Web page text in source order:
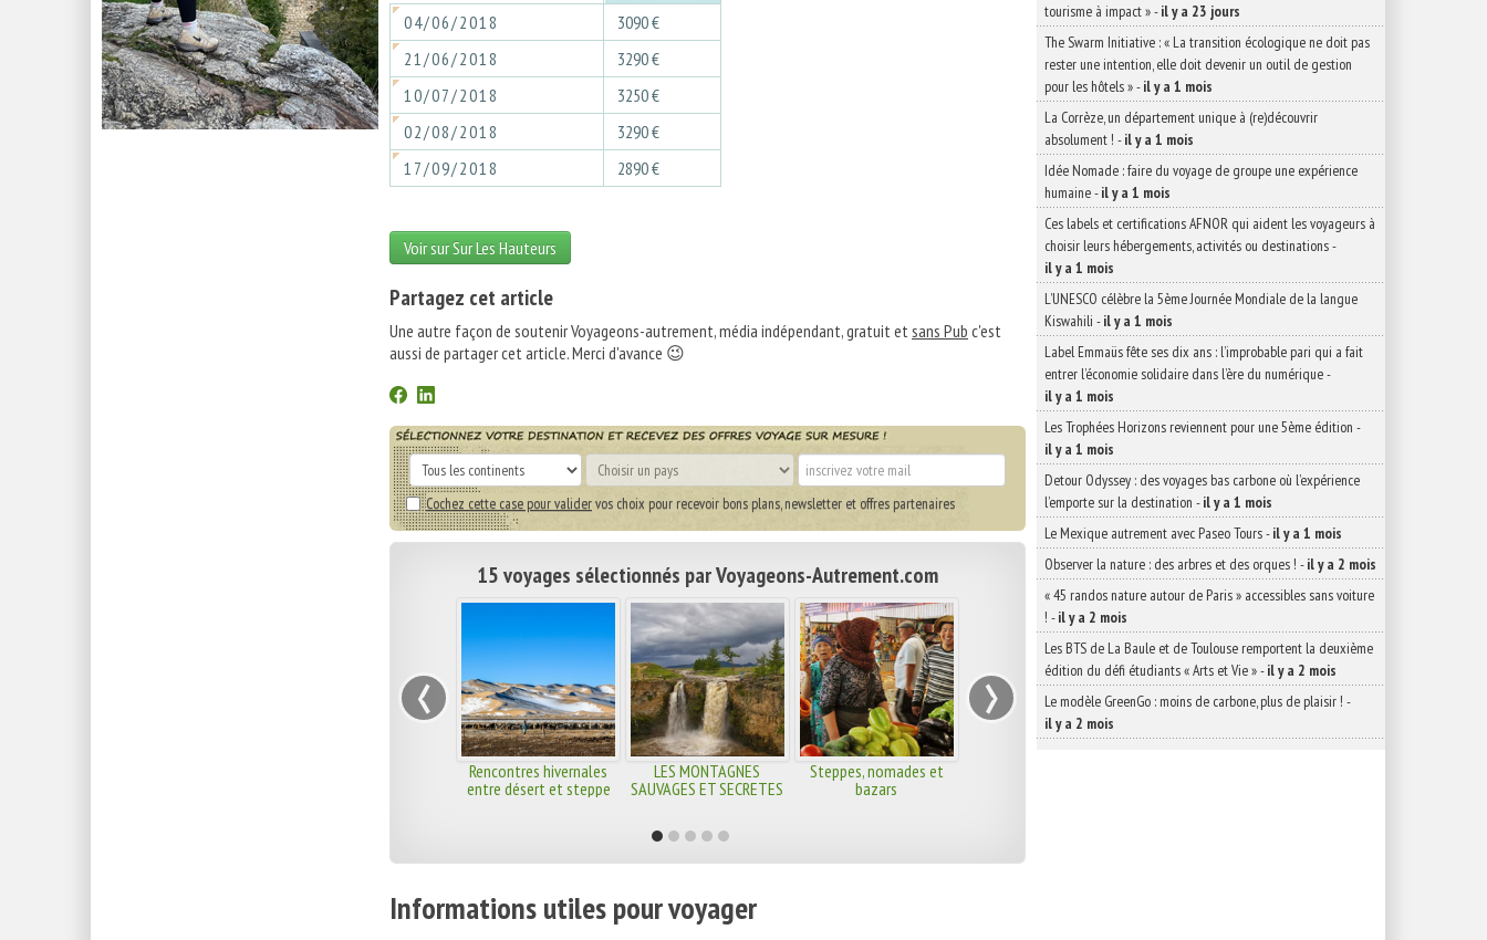
04/06/2018
3090 €
21/06/2018
3290 €
10/07/2018
3250 €
02/08/2018
3290 €
17/09/2018
2890 €
Voir sur Sur Les Hauteurs
Partagez cet article
Une autre façon de soutenir Voyageons-autrement, média indépendant, gratuit etsans Pub c'est
aussi de partager cet article. Merci d'avance 😉
Cochez cette case pour validervos choix pour recevoir bons plans, newsletter et offres partenaires
15 voyages sélectionnés par Voyageons-Autrement.com
Rencontres hivernales
entre désert et steppe
LES MONTAGNES
SAUVAGES ET SECRETES
Steppes, nomades et
bazars
‹ ›
Informations utiles pour voyager
tourisme à impact »-il y a 23 jours
The Swarm Initiative : « La transition écologique ne doit pas
rester une intention, elle doit devenir un outil de gestion
pour les hôtels »-il y a 1 mois
La Corrèze, un département unique à (re)découvrir
absolument ! -il y a 1 mois
Idée Nomade : faire du voyage de groupe une expérience
humaine-il y a 1 mois
Ces labels et certifications AFNOR qui aident les voyageurs à
choisir leurs hébergements, activités ou destinations-
il y a 1 mois
L’UNESCO célèbre la 5ème Journée Mondiale de la langue
Kiswahili -il y a 1 mois
Label Emmaüs fête ses dix ans : l’improbable pari qui a fait
entrer l’économie solidaire dans l’ère du numérique-
il y a 1 mois
Les Trophées Horizons reviennent pour une 5ème édition -
il y a 1 mois
Detour Odyssey : des voyages bas carbone où l’expérience
l’emporte sur la destination -il y a 1 mois
Le Mexique autrement avec Paseo Tours-il y a 1 mois
Observer la nature : des arbres et des orques ! -il y a 2 mois
« 45 randos nature autour de Paris » accessibles sans voiture
! -il y a 2 mois
Les BTS de La Baule et de Toulouse remportent la deuxième
édition du défi étudiants « Arts et Vie »-il y a 2 mois
Le modèle GreenGo : moins de carbone, plus de plaisir ! -
il y a 2 mois